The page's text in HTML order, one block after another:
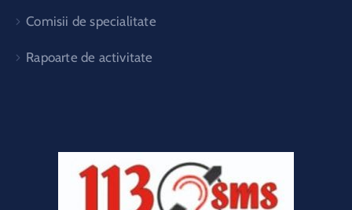
Comisii de specialitate
Rapoarte de activitate